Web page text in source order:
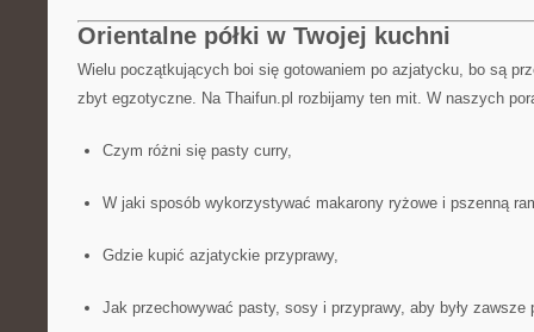
Orientalne półki w Twojej kuchni
Wielu początkujących boi się gotowaniem po azjatycku, bo są
zbyt egzotyczne. Na Thaifun.pl rozbijamy ten mit. W naszych
Czym różni się pasty curry,
W jaki sposób wykorzystywać makarony ryżowe i pszenną
Gdzie kupić azjatyckie przyprawy,
Jak przechowywać pasty, sosy i przyprawy, aby były zawsze